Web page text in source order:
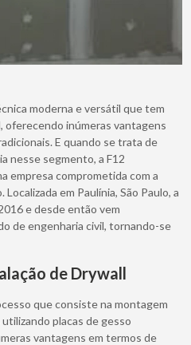
moderna e versátil que tem
oferecendo inúmeras vantagens
E quando se trata de
nesse segmento, a F12
empresa comprometida com a
em Paulínia, São Paulo, a
e desde então vem
de engenharia civil, tornando-se
de Drywall
que consiste na montagem
placas de gesso
vantagens em termos de